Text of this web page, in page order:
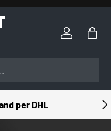
Einloggen
per DHL